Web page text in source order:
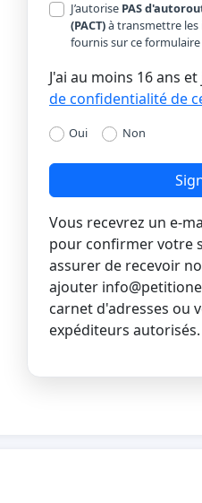
J’autorise PAS
(PACT)à transmettre
fournis sur ce
J'ai au moins 16 ans
de confidentialité de
Oui Non
Vous recevrez un e-
pour confirmer votre
assurer de recevoir
ajouter
carnet d'adresses ou
expéditeurs autorisés.